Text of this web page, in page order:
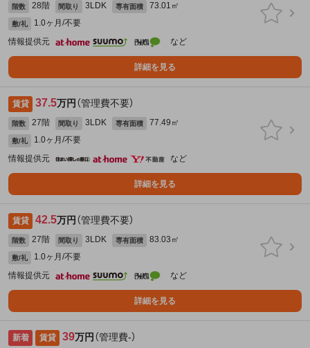
階数 28階 間取り 3LDK 専有面積 73.01㎡
敷/礼
1.0ヶ月/不要
情報提供元
など
詳細を見る
賃貸 37.5万円 （管理費不要）
階数 27階 間取り 3LDK 専有面積 77.49㎡
敷/礼
1.0ヶ月/不要
情報提供元
など
詳細を見る
賃貸 42.5万円 （管理費不要）
階数 27階 間取り 3LDK 専有面積 83.03㎡
敷/礼
1.0ヶ月/不要
情報提供元
など
詳細を見る
新着 賃貸 39万円 （管理費-）